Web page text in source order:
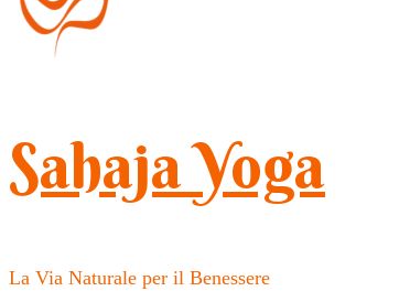
Sahaja Yoga
La Via Naturale per il Benessere